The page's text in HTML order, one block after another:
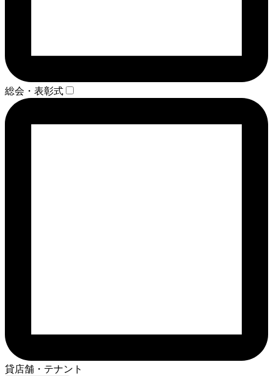
総会・表彰式
貸店舗・テナント